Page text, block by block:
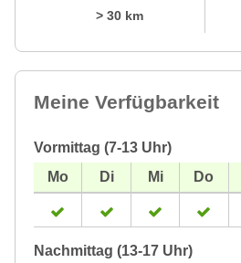
> 30 km
Meine Verfügbarkeit
Vormittag (7-13 Uhr)
Nachmittag (13-17 Uhr)